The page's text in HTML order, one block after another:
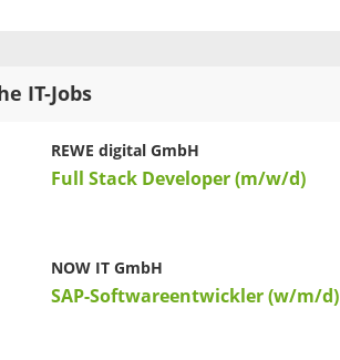
IT-Jobs
REWE digital GmbH
Full Stack Developer (m/w/d)
NOW IT GmbH
SAP-Softwareentwickler (w/m/d)